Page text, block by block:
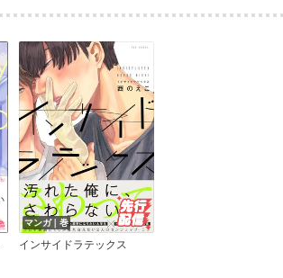
マンガ｜巻
インサイドラテックス